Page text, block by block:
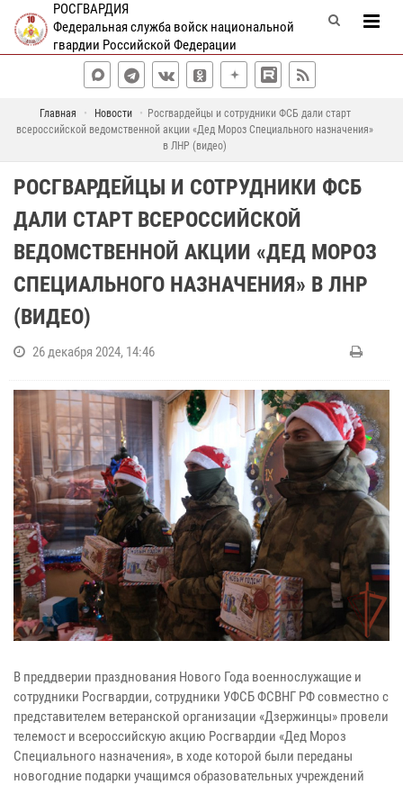
РОСГВАРДИЯ
Федеральная служба войск национальной
гвардии Российской Федерации
Главная Новости
Росгвардейцы и сотрудники ФСБ дали старт
всероссийской ведомственной акции «Дед Мороз Специального назначения»
в ЛНР (видео)
РОСГВАРДЕЙЦЫ И СОТРУДНИКИ ФСБ
ДАЛИ СТАРТ ВСЕРОССИЙСКОЙ
ВЕДОМСТВЕННОЙ АКЦИИ «ДЕД МОРОЗ
СПЕЦИАЛЬНОГО НАЗНАЧЕНИЯ» В ЛНР
(ВИДЕО)
26 декабря 2024, 14:46
В преддверии празднования Нового Года военнослужащие и
сотрудники Росгвардии, сотрудники УФСБ ФСВНГ РФ совместно с
представителем ветеранской организации «Дзержинцы» провели
телемост и всероссийскую акцию Росгвардии «Дед Мороз
Специального назначения», в ходе которой были переданы
новогодние подарки учащимся образовательных учреждений